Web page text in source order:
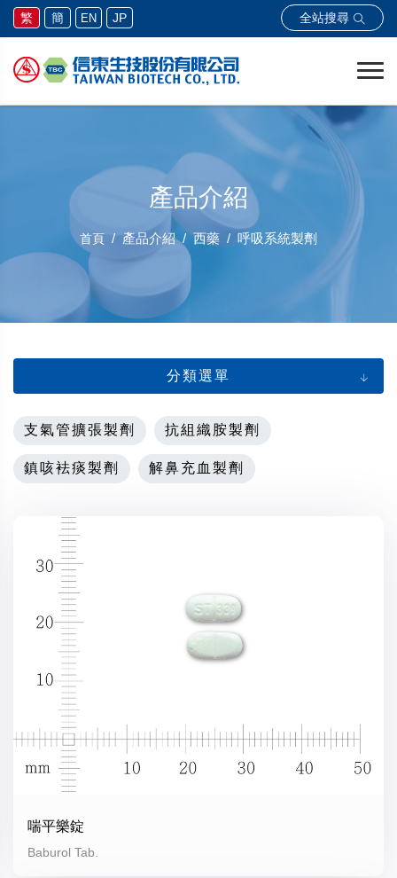
繁 簡 EN JP 全站搜尋
產品介紹
首頁 產品介紹 西藥 呼吸系統製劑
分類選單
支氣管擴張製劑 抗組織胺製劑
鎮咳袪痰製劑 解鼻充血製劑
喘平樂錠
Baburol Tab.